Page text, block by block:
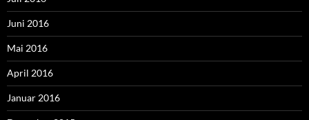
Juni 2016
Mai 2016
April 2016
Januar 2016